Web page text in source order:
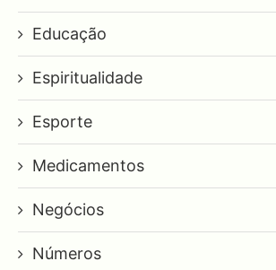
Educação
Espiritualidade
Esporte
Medicamentos
Negócios
Números